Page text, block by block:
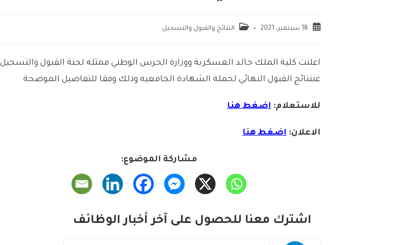
18 سبتمبر، 2021 النتائج والقبول والتسجيل
اعلنت كلية الملك خالد العسكرية ووزارة الحرس الوطني ممثله لجنة القبول والتسجيل
عننتائج القبول النهائي لحملة الشهادة الجامعيه وذلك وفقا للتفاصيل الموضحة
للاستعلام: اضغط هنا
الاعلان: اضغط هنا
مشاركة الموضوع:
اشترك معنا للحصول على آخر أخبار الوظائف